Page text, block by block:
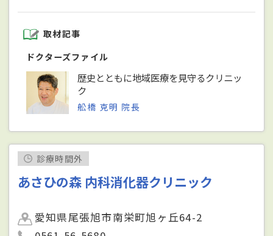
取材記事
ドクターズファイル
歴史とともに地域医療を見守るクリニッ
ク
舩橋 克明 院長
診療時間外
あさひの森 内科消化器クリニック
愛知県尾張旭市南栄町旭ヶ丘64-2